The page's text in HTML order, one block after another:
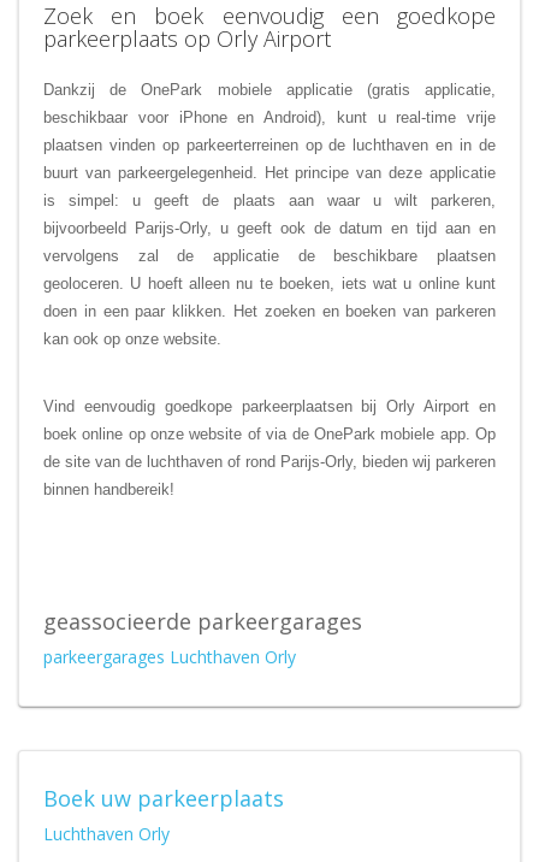
Zoek en boek eenvoudig een goedkope
parkeerplaats op Orly Airport
Dankzij de OnePark mobiele applicatie (gratis applicatie,
beschikbaar voor iPhone en Android), kunt u real-time vrije
plaatsen vinden op parkeerterreinen op de luchthaven en in de
buurt van parkeergelegenheid. Het principe van deze applicatie
is simpel: u geeft de plaats aan waar u wilt parkeren,
bijvoorbeeld Parijs-Orly, u geeft ook de datum en tijd aan en
vervolgens zal de applicatie de beschikbare plaatsen
geoloceren. U hoeft alleen nu te boeken, iets wat u online kunt
doen in een paar klikken. Het zoeken en boeken van parkeren
kan ook op onze website.
Vind eenvoudig goedkope parkeerplaatsen bij Orly Airport en
boek online op onze website of via de OnePark mobiele app. Op
de site van de luchthaven of rond Parijs-Orly, bieden wij parkeren
binnen handbereik!
geassocieerde parkeergarages
parkeergarages Luchthaven Orly
Boek uw parkeerplaats
Luchthaven Orly